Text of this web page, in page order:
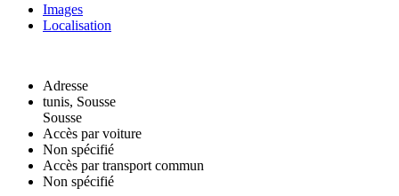
Images
Localisation
Adresse
tunis, Sousse
Sousse
Accès par voiture
Non spécifié
Accès par transport commun
Non spécifié